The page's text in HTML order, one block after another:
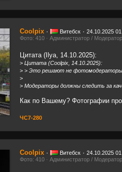
Coolpix · Витебск · 24.10.2025
Фото: 410 · Администратор /
Цитата (Ilya, 14.10.2025):
> Цитата (Coolpix, 14.10.2025):
> > Это решают не фотомодераторы,
>
> Модераторы должны следить за
Как по Вашему? Фотографии
ЧС7-280
Coolpix · Витебск · 24.10.2025
Фото: 410 · Администратор /